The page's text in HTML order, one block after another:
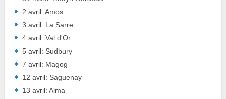
2 avril: Amos
3 avril: La Sarre
4 avril: Val d'Or
5 avril: Sudbury
7 avril: Magog
12 avril: Saguenay
13 avril: Alma